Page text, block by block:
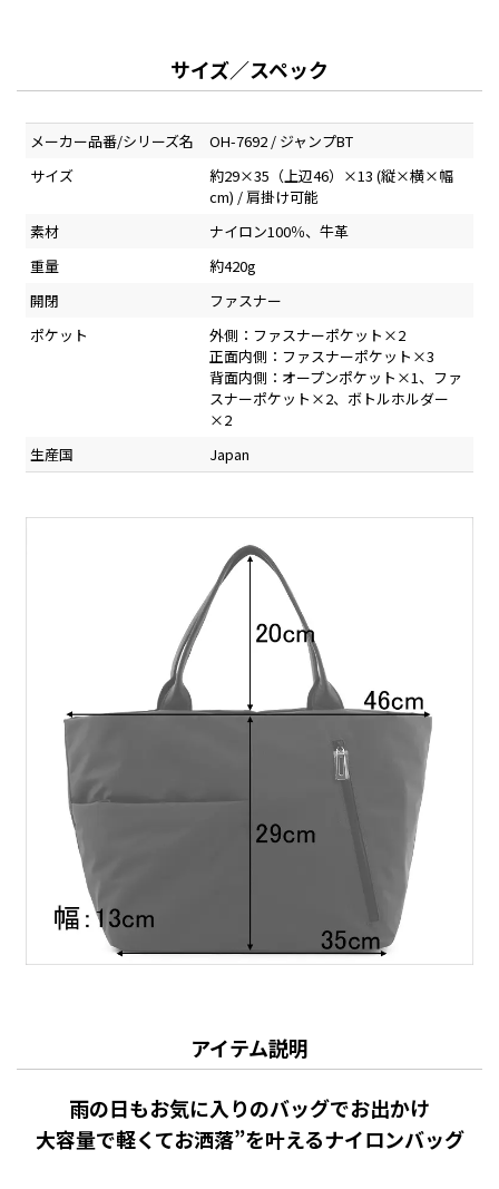
サイズ／スペック
メーカー品番/シリーズ名
OH-7692 / ジャンプBT
サイズ
約29×35（上辺46）×13 (縦×横×幅
cm) / 肩掛け可能
素材
ナイロン100％、牛革
重量
約420g
開閉
ファスナー
ポケット
外側：ファスナーポケット×2
正面内側：ファスナーポケット×3
背面内側：オープンポケット×1、ファ
スナーポケット×2、ボトルホルダー
×2
生産国
Japan
アイテム説明
雨の日もお気に入りのバッグでお出かけ
大容量で軽くてお洒落”を叶えるナイロンバッグ